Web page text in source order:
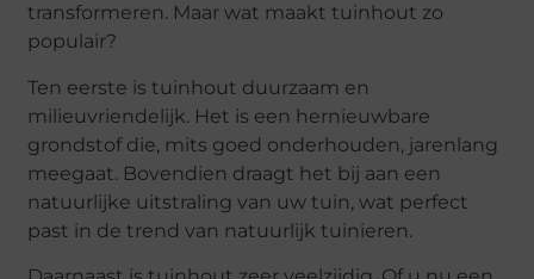
transformeren. Maar wat maakt tuinhout zo
populair?
Ten eerste is tuinhout duurzaam en
milieuvriendelijk. Het is een hernieuwbare
grondstof die, mits goed onderhouden, jarenlang
meegaat. Bovendien draagt het bij aan een
natuurlijke uitstraling van uw tuin, wat perfect
past in de trend van natuurlijk tuinieren.